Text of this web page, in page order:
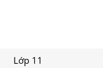
Lớp 11